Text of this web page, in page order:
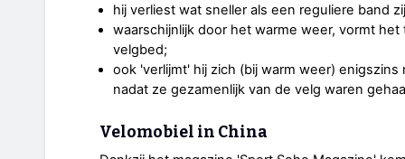
hij verliest wat sneller als een reguliere band
waarschijnlijk door het warme weer, vormt
velgbed;
ook 'verlijmt' hij zich (bij warm weer)
nadat ze gezamenlijk van de velg waren
Velomobiel in China